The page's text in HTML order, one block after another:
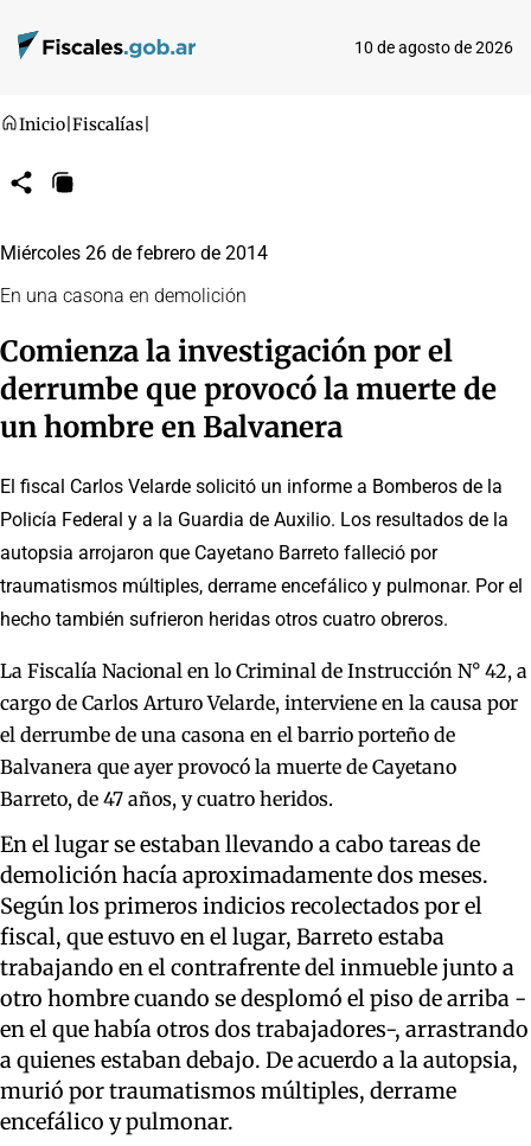
10 de agosto de 2026
Inicio Fiscalías
CompartirCopiar
Miércoles 26 de febrero de 2014
En una casona en demolición
Comienza la investigación por el
derrumbe que provocó la muerte de
un hombre en Balvanera
El fiscal Carlos Velarde solicitó un informe a Bomberos de la
Policía Federal y a la Guardia de Auxilio. Los resultados de la
autopsia arrojaron que Cayetano Barreto falleció por
traumatismos múltiples, derrame encefálico y pulmonar. Por el
hecho también sufrieron heridas otros cuatro obreros.
La Fiscalía Nacional en lo Criminal de Instrucción N° 42, a
cargo de Carlos Arturo Velarde, interviene en la causa por
el derrumbe de una casona en el barrio porteño de
Balvanera que ayer provocó la muerte de Cayetano
Barreto, de 47 años, y cuatro heridos.
En el lugar se estaban llevando a cabo tareas de
demolición hacía aproximadamente dos meses.
Según los primeros indicios recolectados por el
fiscal, que estuvo en el lugar, Barreto estaba
trabajando en el contrafrente del inmueble junto a
otro hombre cuando se desplomó el piso de arriba -
en el que había otros dos trabajadores-, arrastrando
a quienes estaban debajo. De acuerdo a la autopsia,
murió por traumatismos múltiples, derrame
encefálico y pulmonar.